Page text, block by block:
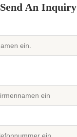
Send An Inquiry